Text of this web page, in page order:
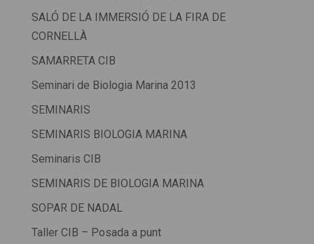
SALÓ DE LA IMMERSIÓ DE LA FIRA DE
CORNELLÀ
SAMARRETA CIB
Seminari de Biologia Marina 2013
SEMINARIS
SEMINARIS BIOLOGIA MARINA
Seminaris CIB
SEMINARIS DE BIOLOGIA MARINA
SOPAR DE NADAL
Taller CIB – Posada a punt